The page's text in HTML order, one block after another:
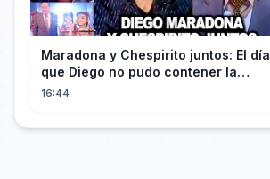
Maradona y Chespirito juntos: El día
que Diego no pudo contener la
emoción al conocer a su ídolo
16:44